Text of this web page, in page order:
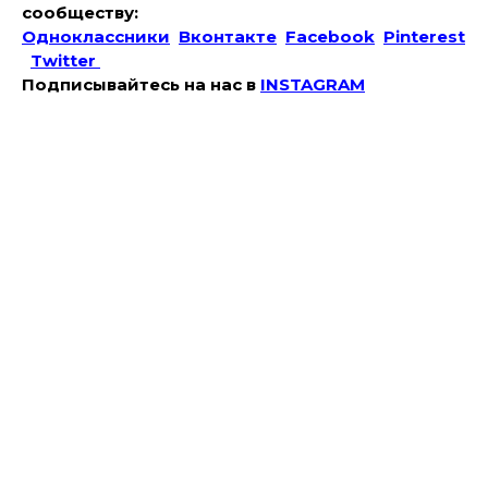
сообществу:
Одноклассники Вконтакте Facebook Pinterest
Twitter
Подписывайтесь на наc в INSTAGRAM